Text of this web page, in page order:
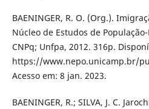
BAENINGER, R. O. (Org.).
Núcleo de Estudos de
CNPq; Unfpa, 2012. 316p.
https://www.nepo.unicamp.br/
Acesso em: 8 jan. 2023.
BAENINGER, R.; SILVA, J. C.